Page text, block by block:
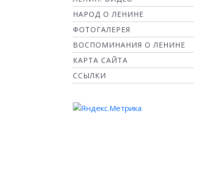
НАРОД О ЛЕНИНЕ
ФОТОГАЛЕРЕЯ
ВОСПОМИНАНИЯ О ЛЕНИНЕ
КАРТА САЙТА
ССЫЛКИ